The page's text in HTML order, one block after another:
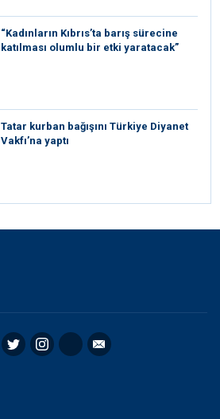
“Kadınların Kıbrıs’ta barış sürecine
katılması olumlu bir etki yaratacak”
Tatar kurban bağışını Türkiye Diyanet
Vakfı’na yaptı
Facebook Twitter Instagram RSS